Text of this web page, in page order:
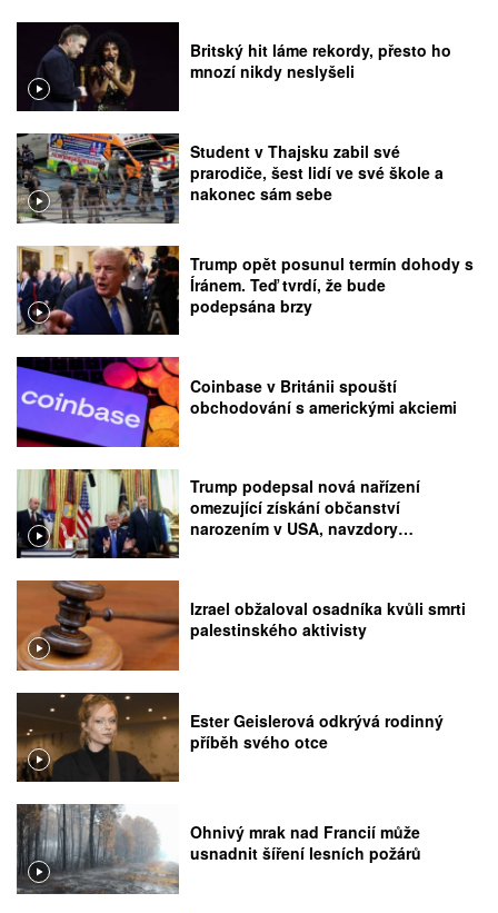
Britský hit láme rekordy, přesto ho
mnozí nikdy neslyšeli
Student v Thajsku zabil své
prarodiče, šest lidí ve své škole a
nakonec sám sebe
Trump opět posunul termín dohody s
Íránem. Teď tvrdí, že bude
podepsána brzy
Coinbase v Británii spouští
obchodování s americkými akciemi
Trump podepsal nová nařízení
omezující získání občanství
narozením v USA, navzdory
Izrael obžaloval osadníka kvůli smrti
palestinského aktivisty
Ester Geislerová odkrývá rodinný
příběh svého otce
Ohnivý mrak nad Francií může
usnadnit šíření lesních požárů